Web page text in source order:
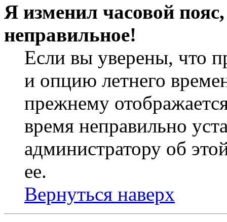
Я изменил часовой
неправильное!
Если вы уверены, что
и опцию летнего
прежнему
время неправильно
администратору об
ее.
Вернуться наверх